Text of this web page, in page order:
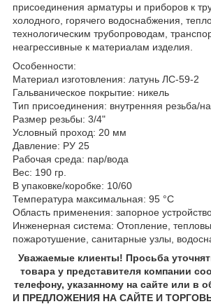
присоединения арматуры и приборов к
холодного, горячего водоснабжения,
технологическим трубопроводам,
неагрессивные к материалам изделия.
Особенности:
Материал изготовления: латунь ЛС-59-2
Гальваническое покрытие: никель
Тип присоединения: внутренняя резьба/
Размер резьбы: 3/4"
Условный проход: 20 мм
Давление: РУ 25
Рабочая среда: пар/вода
Вес: 190 гр.
В упаковке/коробке: 10/60
Температура максимальная: 95 °C
Область применения: запорное
Инженерная система: Отопление,
пожаротушение, санитарные узлы,
Уважаемые клиенты! Просьба
товара у представителя компании
телефону, указанному на сайте или в
И ПРЕДЛОЖЕНИЯ НА САЙТЕ И